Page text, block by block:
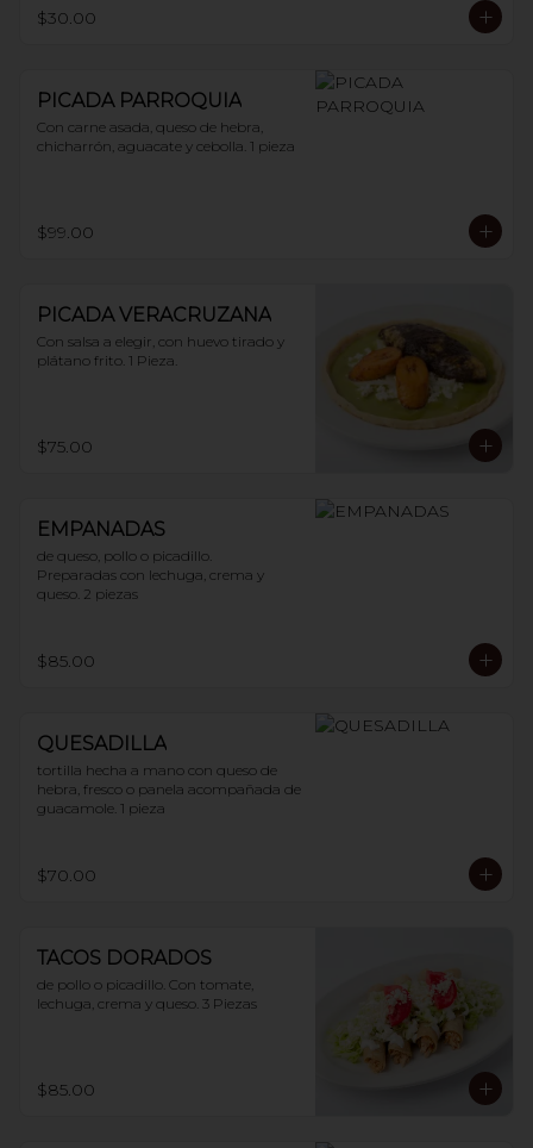
$30.00
PICADA PARROQUIA
Con carne asada, queso de hebra,
chicharrón, aguacate y cebolla. 1 pieza
$99.00
PICADA VERACRUZANA
Con salsa a elegir, con huevo tirado y
plátano frito. 1 Pieza.
$75.00
EMPANADAS
de queso, pollo o picadillo.
Preparadas con lechuga, crema y
queso. 2 piezas
$85.00
QUESADILLA
tortilla hecha a mano con queso de
hebra, fresco o panela acompañada de
guacamole. 1 pieza
$70.00
TACOS DORADOS
de pollo o picadillo. Con tomate,
lechuga, crema y queso. 3 Piezas
$85.00